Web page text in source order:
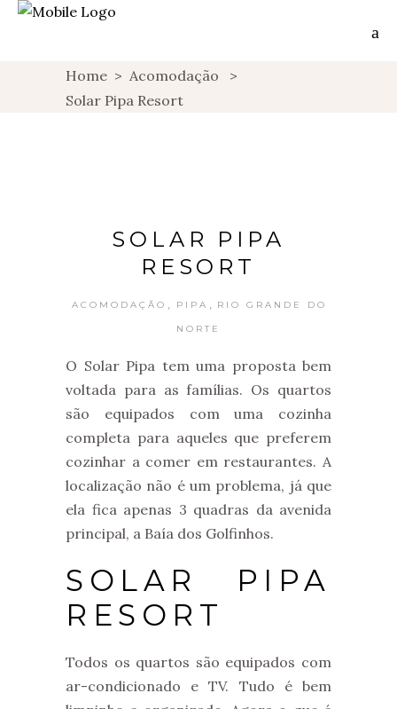
Home > Acomodação
>
Solar Pipa Resort
SOLAR PIPA
RESORT
ACOMODAÇÃO PIPA RIO GRANDE DO
NORTE
O Solar Pipa tem uma proposta bem
voltada para as famílias. Os quartos
são equipados com uma cozinha
completa para aqueles que preferem
cozinhar a comer em restaurantes. A
localização não é um problema, já que
ela fica apenas 3 quadras da avenida
principal, a Baía dos Golfinhos.
SOLAR PIPA
RESORT
Todos os quartos são equipados com
ar-condicionado e TV. Tudo é bem